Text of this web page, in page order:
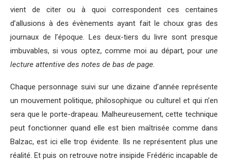
vient de citer ou à quoi correspondent ces centaines
d’allusions à des évènements ayant fait le choux gras des
journaux de l’époque. Les deux-tiers du livre sont presque
imbuvables, si vous optez, comme moi au départ, pour une
lecture attentive des notes de bas de page.
Chaque personnage suivi sur une dizaine d’année représente
un mouvement politique, philosophique ou culturel et qui n’en
sera que le porte-drapeau. Malheureusement, cette technique
peut fonctionner quand elle est bien maîtrisée comme dans
Balzac, est ici elle trop évidente. Ils ne représentent plus une
réalité. Et puis on retrouve notre insipide Frédéric incapable de